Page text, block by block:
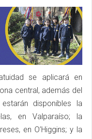
se aplicará en
central, además del
disponibles la
en Valparaíso; la
en O’Higgins; y la